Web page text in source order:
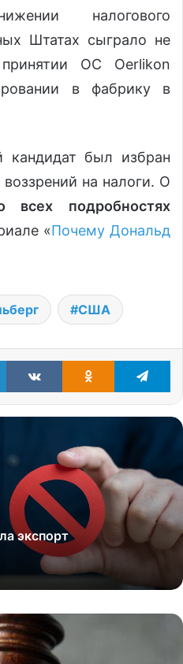
налогового
Штатах сыграло не
OC Oerlikon
в фабрику в
кандидат был избран
на налоги. О
всех подробностях
«Почему Дональд
США
LinkedIn VKontakteOdnoklassniki
экспорт